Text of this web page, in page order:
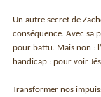
Un autre secret de
conséquence. Avec sa
pour battu. Mais non :
handicap : pour voir
Transformer nos